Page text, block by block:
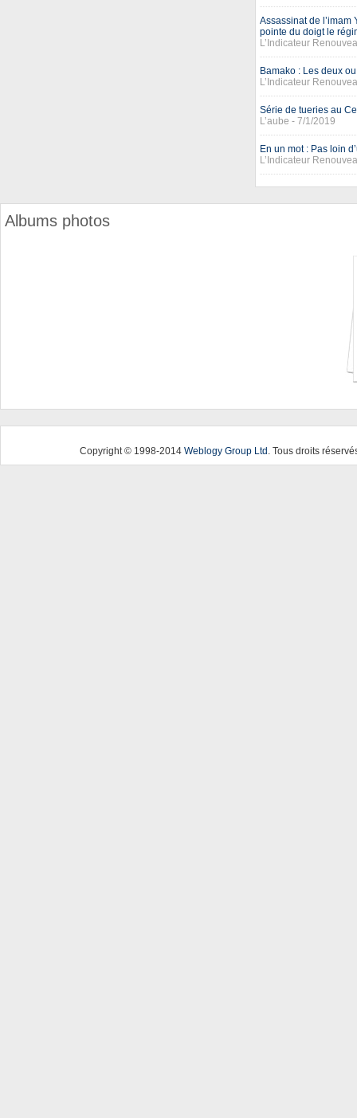
Assassinat de
pointe du doigt le
L’Indicateur
Bamako : Les deux
L’Indicateur
Série de tueries au
L’aube - 7/1/2019
En un mot : Pas loin
L’Indicateur
Albums photos
Copyright © 1998-2014 Weblogy Group Ltd . Tous droits